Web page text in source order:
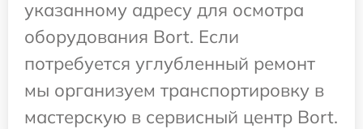
указанному адресу для осмотра
оборудования Bort. Если
потребуется углубленный ремонт
мы организуем транспортировку в
мастерскую в сервисный центр Bort.